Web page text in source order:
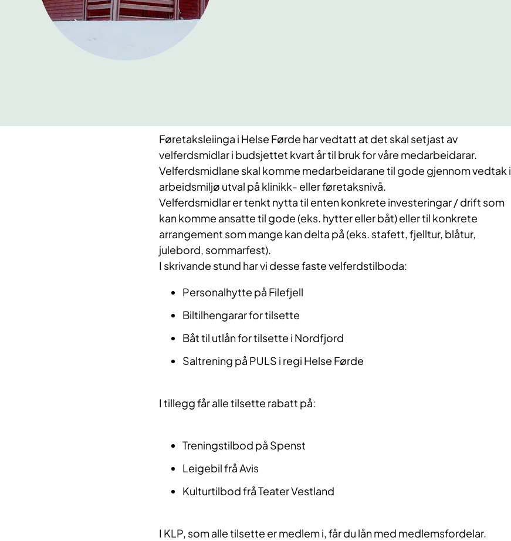
Føretaksleiinga i Helse Førde har vedtatt at det skal setjast av
velferdsmidlar i budsjettet kvart år til bruk for våre medarbeidarar.
Velferdsmidlane skal komme medarbeidarane til gode gjennom vedtak i
arbeidsmiljø utval på klinikk- eller føretaksnivå.
Velferdsmidlar er tenkt nytta til enten konkrete investeringar / drift som
kan komme ansatte til gode (eks. hytter eller båt) eller til konkrete
arrangement som mange kan delta på (eks. stafett, fjelltur, blåtur,
julebord, sommarfest).
I skrivande stund har vi desse faste velferdstilboda:
Personalhytte på Filefjell
Biltilhengarar for tilsette
Båt til utlån for tilsette i Nordfjord
Saltrening på PULS i regi Helse Førde
I tillegg får alle tilsette rabatt på:
​Treningstilbod på Spenst
Leigebil frå Avis
Kulturtilbod frå Teater Vestland
I KLP, som alle tilsette er medlem i, får du lån med medlemsfordelar.